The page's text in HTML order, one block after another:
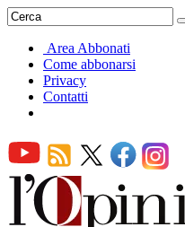
Area Abbonati
Come abbonarsi
Privacy
Contatti